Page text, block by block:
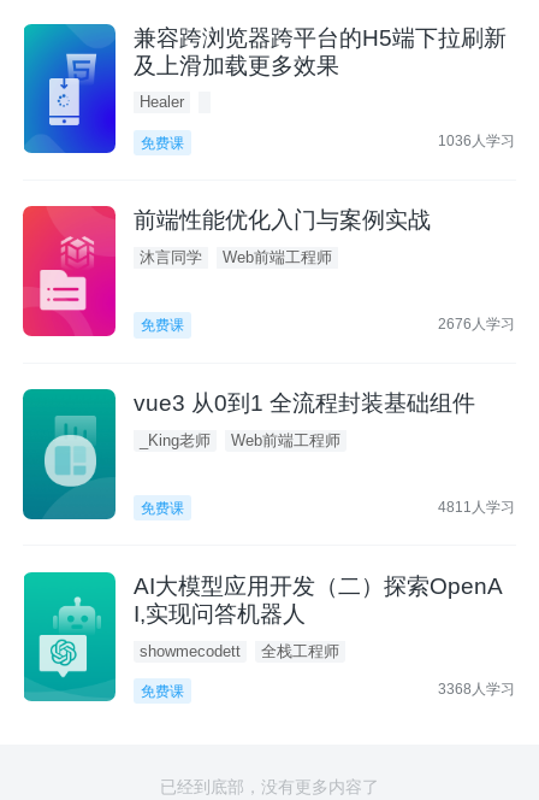
兼容跨浏览器跨平台的H5端下拉刷新
及上滑加载更多效果
Healer
免费课 1036人学习
前端性能优化入门与案例实战
沐言同学 Web前端工程师
免费课 2676人学习
vue3 从0到1 全流程封装基础组件
_King老师 Web前端工程师
免费课 4811人学习
AI大模型应用开发（二）探索OpenA
I,实现问答机器人
showmecodett 全栈工程师
免费课 3368人学习
已经到底部，没有更多内容了